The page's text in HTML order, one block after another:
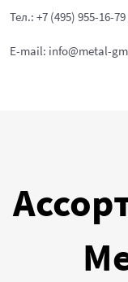
Тел.: +7 (495) 955-16-79
E-mail: info@metal-